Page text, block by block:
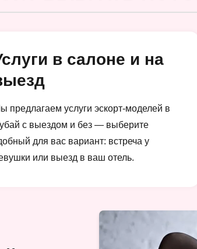
в салоне и на
предлагаем услуги эскорт-моделей в
с выездом и без — выберите
для вас вариант: встреча у
или выезд в ваш отель.